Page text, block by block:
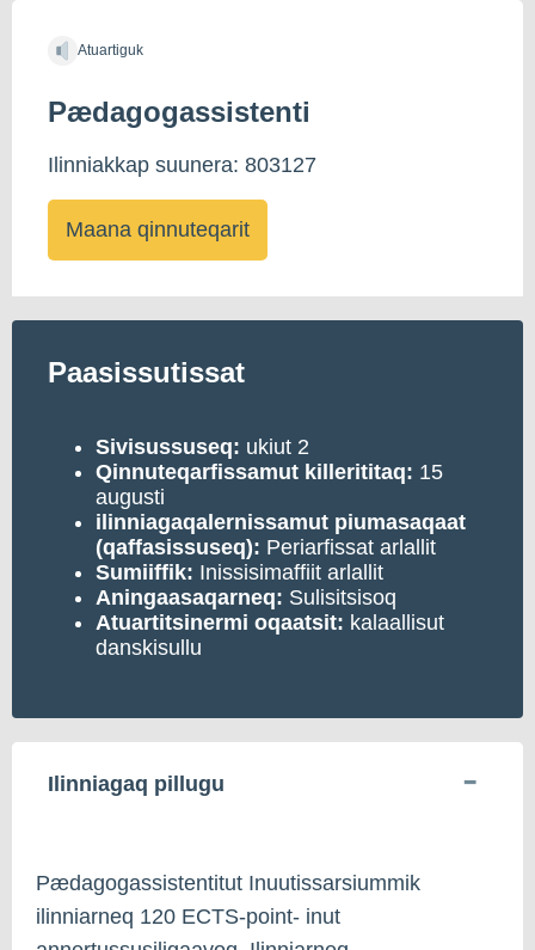
Atuartiguk
Pædagogassistenti
Ilinniakkap suunera: 803127
Maana qinnuteqarit
Paasissutissat
Sivisussuseq: ukiut 2
Qinnuteqarfissamut killerititaq: 15
augusti
ilinniagaqalernissamut piumasaqaat
(qaffasissuseq): Periarfissat arlallit
Sumiiffik: Inissisimaffiit arlallit
Aningaasaqarneq: Sulisitsisoq
Atuartitsinermi oqaatsit: kalaallisut
danskisullu
Ilinniagaq pillugu
Pædagogassistentitut Inuutissarsiummik
ilinniarneq 120 ECTS-point- inut